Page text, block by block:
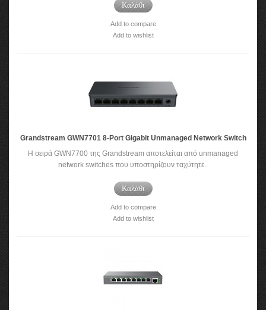
Καλάθι
Add to compare
Add to wishlist
Grandstream GWN7701 8-Port Gigabit Unmanaged Network Switch
Η σειρά GWN7700 της Grandstream αποτελείται από unmanaged
network switches που υποστηρίζουν ταχύτητε..
Καλάθι
Add to compare
Add to wishlist